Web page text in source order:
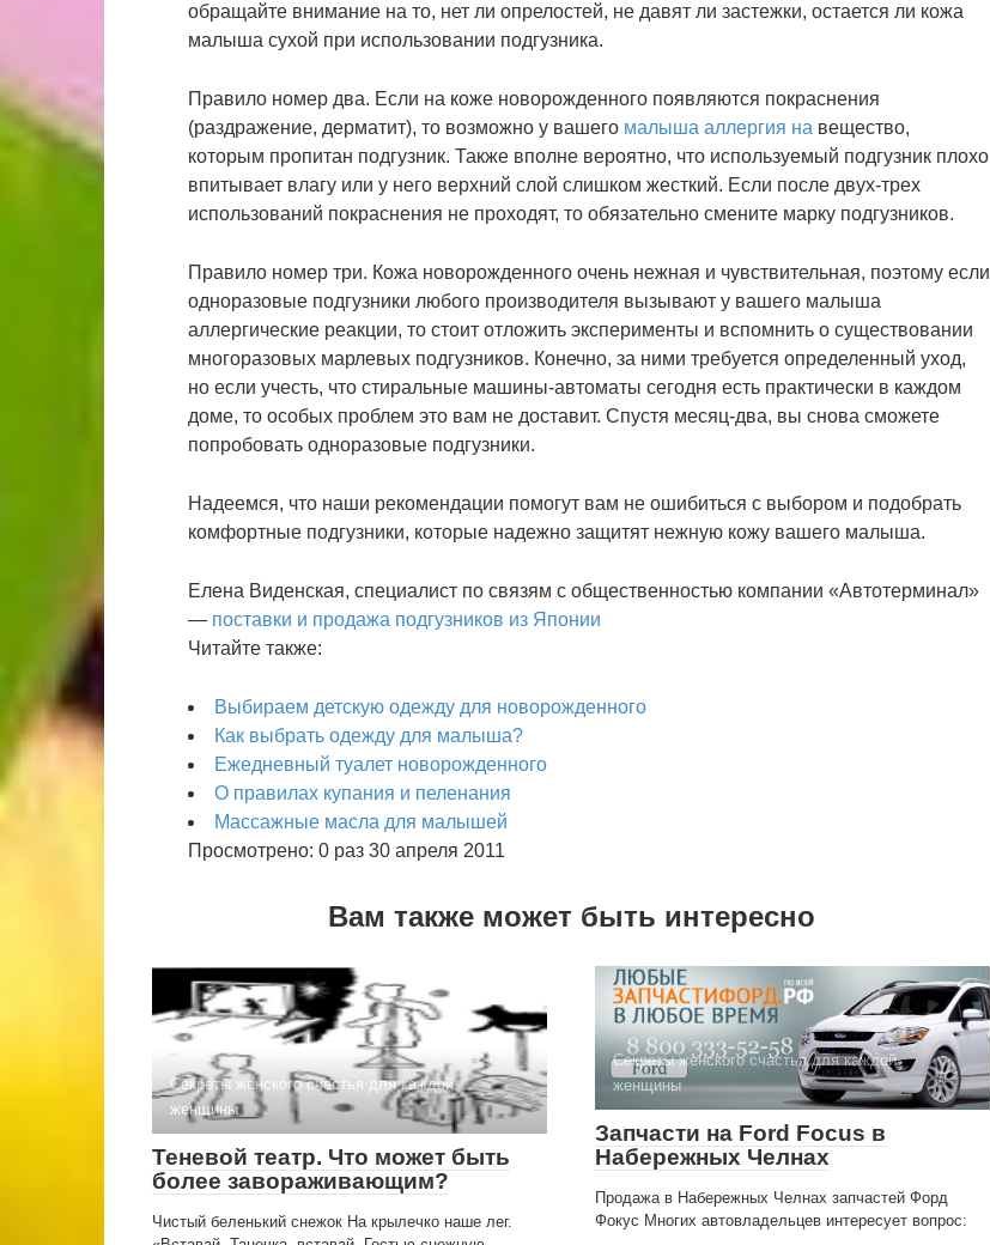
обращайте внимание на то, нет ли опрелостей, не давят ли застежки, остается ли кожа
малыша сухой при использовании подгузника.
Правило номер два. Если на коже новорожденного появляются покраснения
(раздражение, дерматит), то возможно у вашего малыша аллергия на вещество,
которым пропитан подгузник. Также вполне вероятно, что используемый подгузник плохо
впитывает влагу или у него верхний слой слишком жесткий. Если после двух-трех
использований покраснения не проходят, то обязательно смените марку подгузников.
Правило номер три. Кожа новорожденного очень нежная и чувствительная, поэтому если
одноразовые подгузники любого производителя вызывают у вашего малыша
аллергические реакции, то стоит отложить эксперименты и вспомнить о существовании
многоразовых марлевых подгузников. Конечно, за ними требуется определенный уход,
но если учесть, что стиральные машины-автоматы сегодня есть практически в каждом
доме, то особых проблем это вам не доставит. Спустя месяц-два, вы снова сможете
попробовать одноразовые подгузники.
Надеемся, что наши рекомендации помогут вам не ошибиться с выбором и подобрать
комфортные подгузники, которые надежно защитят нежную кожу вашего малыша.
Елена Виденская, специалист по связям с общественностью компании «Автотерминал»
— поставки и продажа подгузников из Японии
Читайте также:
Выбираем детскую одежду для новорожденного
Как выбрать одежду для малыша?
Ежедневный туалет новорожденного
О правилах купания и пеленания
Массажные масла для малышей
Просмотрено: 0 раз 30 апреля 2011
Вам также может быть интересно
Секреты женского счастья для каждой
женщины
Теневой театр. Что может быть
более завораживающим?
Чистый беленький снежок На крылечко наше лег.
Секреты женского счастья для каждой
женщины
Запчасти на Ford Focus в
Набережных Челнах
Продажа в Набережных Челнах запчастей Форд
Фокус Многих автовладельцев интересует вопрос: